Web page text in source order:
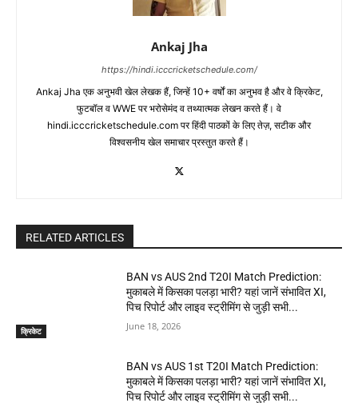
Ankaj Jha
https://hindi.icccricketschedule.com/
Ankaj Jha एक अनुभवी खेल लेखक हैं, जिन्हें 10+ वर्षों का अनुभव है और वे क्रिकेट,
फुटबॉल व WWE पर भरोसेमंद व तथ्यात्मक लेखन करते हैं। वे
hindi.icccricketschedule.com पर हिंदी पाठकों के लिए तेज़, सटीक और
विश्वसनीय खेल समाचार प्रस्तुत करते हैं।
RELATED ARTICLES
क्रिकेट
BAN vs AUS 2nd T20I Match Prediction:
मुकाबले में किसका पलड़ा भारी? यहां जानें संभावित XI,
पिच रिपोर्ट और लाइव स्ट्रीमिंग से जुड़ी सभी...
June 18, 2026
BAN vs AUS 1st T20I Match Prediction:
मुकाबले में किसका पलड़ा भारी? यहां जानें संभावित XI,
पिच रिपोर्ट और लाइव स्ट्रीमिंग से जुड़ी सभी...